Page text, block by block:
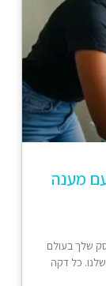
מענה
שלך בעולם
כל דקה